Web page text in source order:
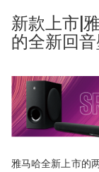
新款上市|
的全新回音
雅马哈全新上市的